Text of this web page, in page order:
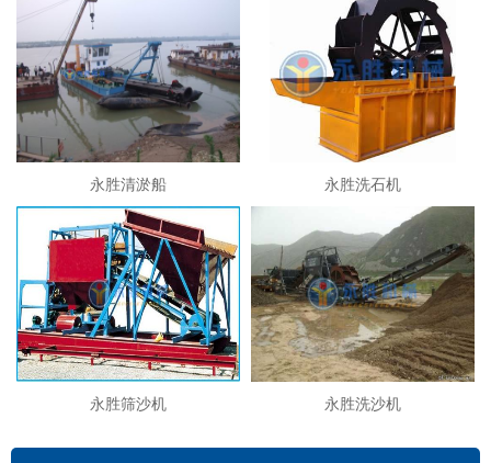
永胜清淤船 永胜洗石机
永胜筛沙机 永胜洗沙机